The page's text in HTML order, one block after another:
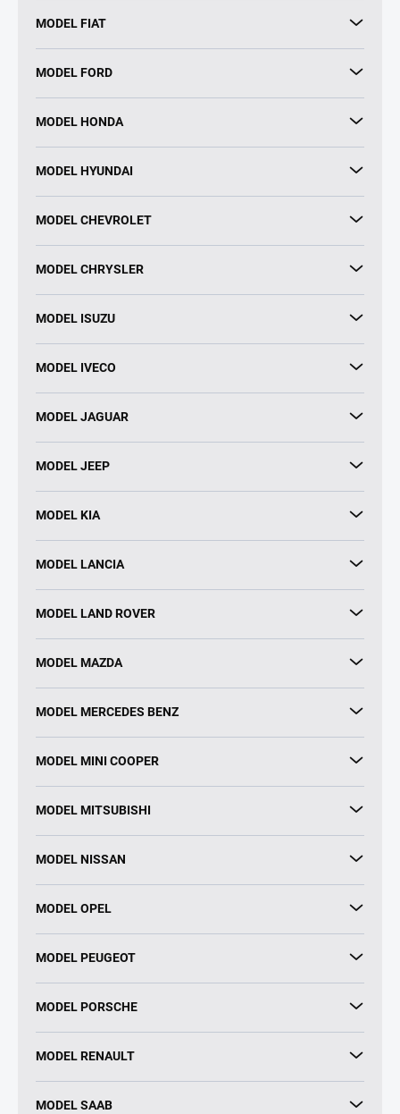
MODEL FIAT
MODEL FORD
MODEL HONDA
MODEL HYUNDAI
MODEL CHEVROLET
MODEL CHRYSLER
MODEL ISUZU
MODEL IVECO
MODEL JAGUAR
MODEL JEEP
MODEL KIA
MODEL LANCIA
MODEL LAND ROVER
MODEL MAZDA
MODEL MERCEDES BENZ
MODEL MINI COOPER
MODEL MITSUBISHI
MODEL NISSAN
MODEL OPEL
MODEL PEUGEOT
MODEL PORSCHE
MODEL RENAULT
MODEL SAAB